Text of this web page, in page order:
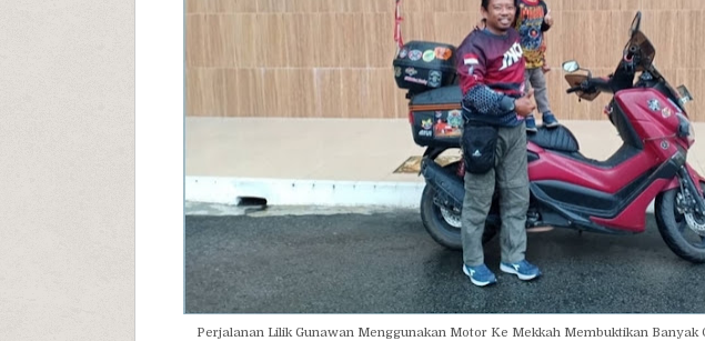
Perjalanan Lilik Gunawan Menggunakan Motor Ke Mekkah Membuktikan Banyak